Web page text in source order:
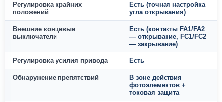
Регулировка крайних
положений
Есть (точная настройка
угла открывания)
Внешние концевые
выключатели
Есть (контакты FA1/FA2
— открывание, FC1/FC2
— закрывание)
Регулировка усилия привода Есть
Обнаружение препятствий
В зоне действия
фотоэлементов +
токовая защита